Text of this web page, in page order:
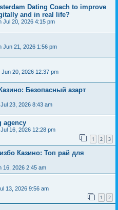
Dating Coach to improve
and in real life?
Jul 20, 2026 4:15 pm
Jun 21, 2026 1:56 pm
Jun 20, 2026 12:37 pm
Безопасный азарт
23, 2026 8:43 am
agency
16, 2026 12:28 pm
1 2 3
Казино: Топ рай для
16, 2026 2:45 am
13, 2026 9:56 am
1 2